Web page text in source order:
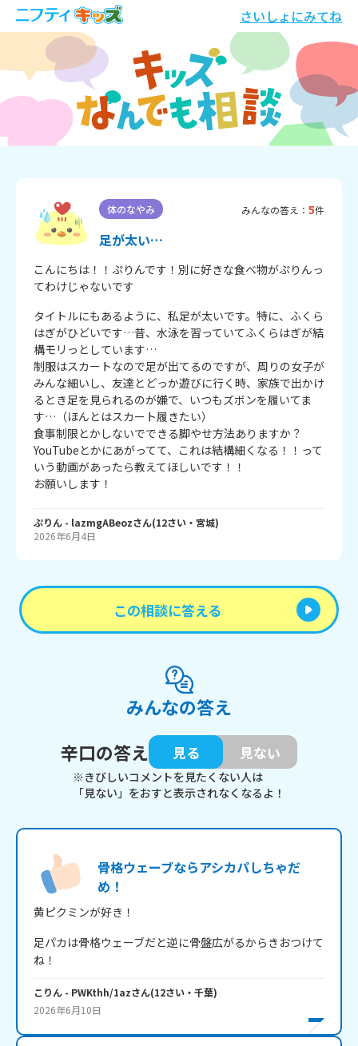
さいしょにみてね
体のなやみ みんなの答え： 5件
足が太い…
こんにちは！！ぷりんです！別に好きな食べ物がぷりんっ
てわけじゃないです
タイトルにもあるように、私足が太いです。特に、ふくら
はぎがひどいです…昔、水泳を習っていてふくらはぎが結
構モリっとしています…
制服はスカートなので足が出てるのですが、周りの女子が
みんな細いし、友達とどっか遊びに行く時、家族で出かけ
るとき足を見られるのが嫌で、いつもズボンを履いてま
す…（ほんとはスカート履きたい）
食事制限とかしないでできる脚やせ方法ありますか？
YouTubeとかにあがってて、これは結構細くなる！！って
いう動画があったら教えてほしいです！！
お願いします！
ぷりん - lazmgABeozさん(12さい・ 宮城)
2026年6月4日
この相談に答える
みんなの答え
辛口の答え
見る 見ない
※きびしいコメントを見たくない人は
「見ない」をおすと表示されなくなるよ！
骨格ウェーブならアシカパしちゃだ
め！
足パカは骨格ウェーブだと逆に骨盤広がるからきおつけて
ね！
こりん - PWKthh/1azさん(12さい・ 千葉)
2026年6月10日